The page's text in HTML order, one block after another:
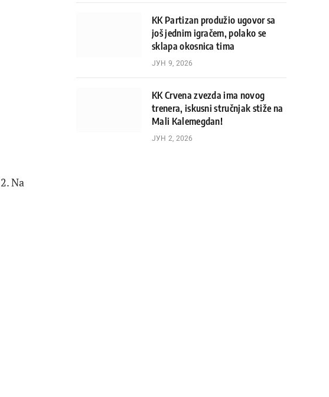
Na
KK Partizan produžio ugovor sa
još jednim igračem, polako se
sklapa okosnica tima
ЈУН 9, 2026
KK Crvena zvezda ima novog
trenera, iskusni stručnjak stiže na
Mali Kalemegdan!
ЈУН 2, 2026